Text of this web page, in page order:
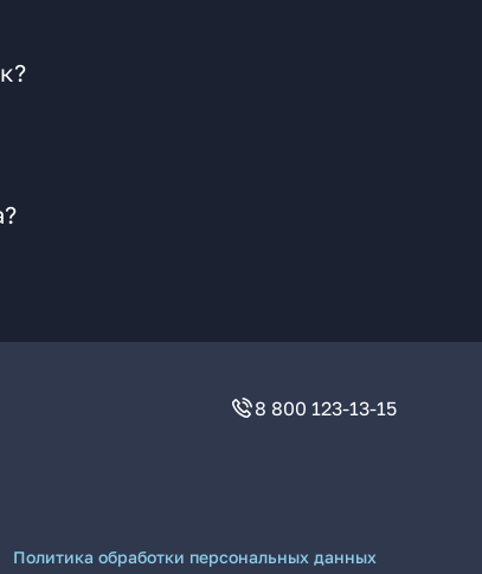
8 800 123-13-15
Политика обработки персональных данных